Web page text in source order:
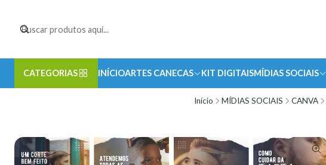
CATEGORIAS INÍCIOARTES CANECAS KIT DIGITAISMÍDIAS SOCIAIS
Início MÍDIAS SOCIAIS CANVA